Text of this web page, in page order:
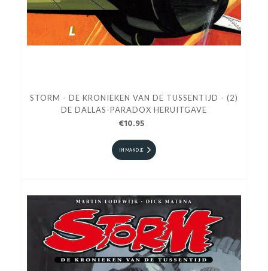
STORM - DE KRONIEKEN VAN DE TUSSENTIJD - (2)
DE DALLAS-PARADOX HERUITGAVE
€10.95
IN MANDJE